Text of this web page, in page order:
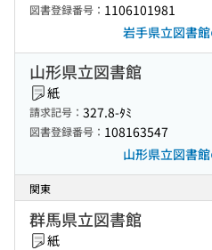
図書登録番号： 1106101981
岩手県立図書
山形県立図書館
紙
請求記号： 327.8-ﾀﾐ
図書登録番号： 108163547
山形県立図書
関東
群馬県立図書館
紙